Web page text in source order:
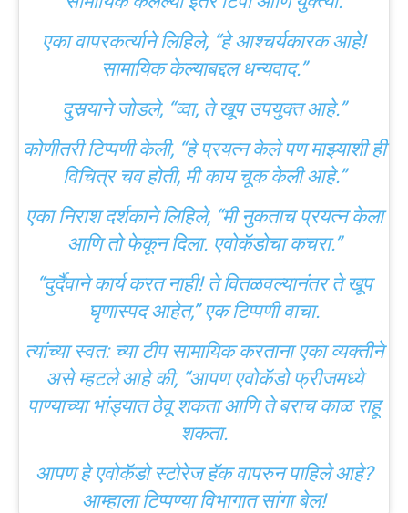
एका वापरकर्त्याने लिहिले, “हे आश्चर्यकारक आहे!
सामायिक केल्याबद्दल धन्यवाद.”
दुसर्‍याने जोडले, “व्वा, ते खूप उपयुक्त आहे.”
कोणीतरी टिप्पणी केली, “हे प्रयत्न केले पण माझ्याशी ही
विचित्र चव होती, मी काय चूक केली आहे.”
एका निराश दर्शकाने लिहिले, “मी नुकताच प्रयत्न केला
आणि तो फेकून दिला. एवोकॅडोचा कचरा.”
“दुर्दैवाने कार्य करत नाही! ते वितळवल्यानंतर ते खूप
घृणास्पद आहेत,” एक टिप्पणी वाचा.
त्यांच्या स्वत: च्या टीप सामायिक करताना एका व्यक्तीने
असे म्हटले आहे की, “आपण एवोकॅडो फ्रीजमध्ये
पाण्याच्या भांड्यात ठेवू शकता आणि ते बराच काळ राहू
शकता.
आपण हे एवोकॅडो स्टोरेज हॅक वापरुन पाहिले आहे?
आम्हाला टिप्पण्या विभागात सांगा बेल!